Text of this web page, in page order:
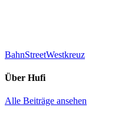
BahnStreetWestkreuz
Über Hufi
Alle Beiträge ansehen